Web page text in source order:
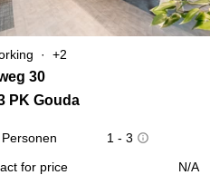
+2
30
PK Gouda
Personen
1 - 3
for price
N/A